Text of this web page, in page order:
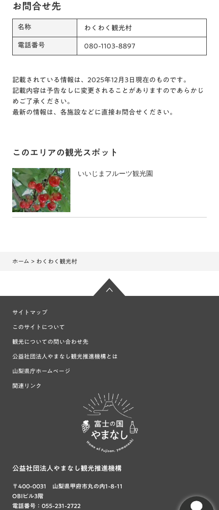
お問合せ先
名称 わくわく観光村
電話番号 080-1103-8897
記載されている情報は、2025年12月3日現在のものです。
記載内容は予告なしに変更されることがありますのであらかじ
めご了承ください。
最新の情報は、各施設などに直接お問合せください。
このエリアの観光スポット
いいじまフルーツ観光園
ホーム > わくわく観光村
サイトマップ
このサイトについて
観光についての問い合わせ先
公益社団法人やまなし観光推進機構とは
山梨県庁ホームページ
関連リンク
富士の国や
まなし
公益社団法人やまなし観光推進機構
〒400-0031 山梨県甲府市丸の内1-8-11
OBIビル3階
電話番号：055-231-2722